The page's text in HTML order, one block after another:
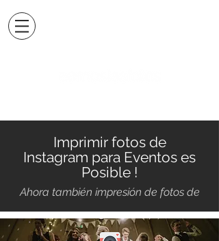
Imprimir fotos de
Instagram para Eventos es
Posible !
Ahora también impresión de fotos de